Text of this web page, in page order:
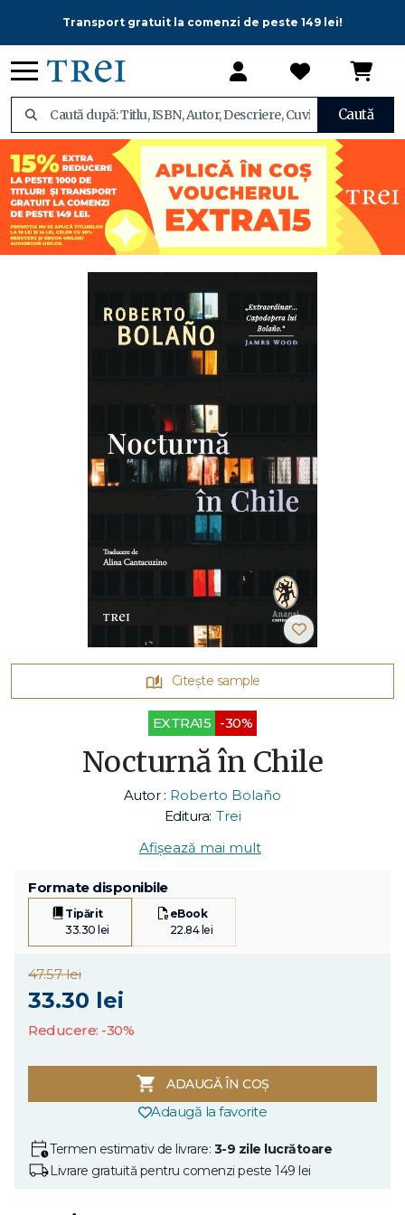
Transport gratuit la comenzi de peste 149 lei!
Caută
Citește sample
EXTRA15 -30%
Nocturnă în Chile
Autor : Roberto Bolaño
Editura: Trei
Afișează mai mult
Formate disponibile
Tipărit
33.30 lei
eBook
22.84 lei
47.57 lei
33.30 lei
Reducere: -30%
ADAUGĂ ÎN COȘ
Adaugă la favorite
Termen estimativ de livrare: 3-9 zile lucrătoare
Livrare gratuită pentru comenzi peste 149 lei